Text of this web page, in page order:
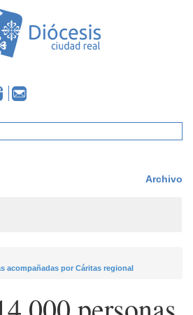
Archivo
acompañadas por Cáritas regional